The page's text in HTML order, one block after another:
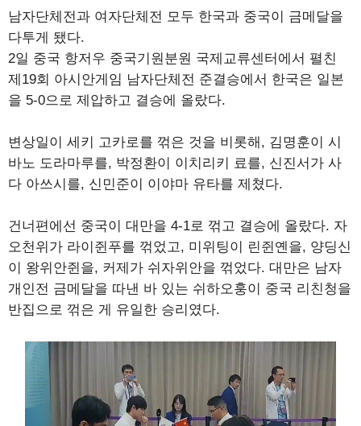
남자단체전과 여자단체전 모두 한국과 중국이 금메달을
다투게 됐다.
2일 중국 항저우 중국기원분원 국제교류센터에서 펼친
제19회 아시안게임 남자단체전 준결승에서 한국은 일본
을 5-0으로 제압하고 결승에 올랐다.
변상일이 세키 고카로를 꺾은 것을 비롯해, 김명훈이 시
바노 도라마루를, 박정환이 이치리키 료를, 신진서가 사
다 아쓰시를, 신민준이 이야마 유타를 제쳤다.
건너편에선 중국이 대만을 4-1로 꺾고 결승에 올랐다. 자
오천위가 라이쥔푸를 꺾었고, 미위팅이 린쥔옌을, 양딩신
이 왕위안쥔을, 커제가 쉬자위안을 꺾었다. 대만은 남자
개인전 금메달을 따낸 바 있는 쉬하오훙이 중국 리친청을
반집으로 꺾은 게 유일한 승리였다.